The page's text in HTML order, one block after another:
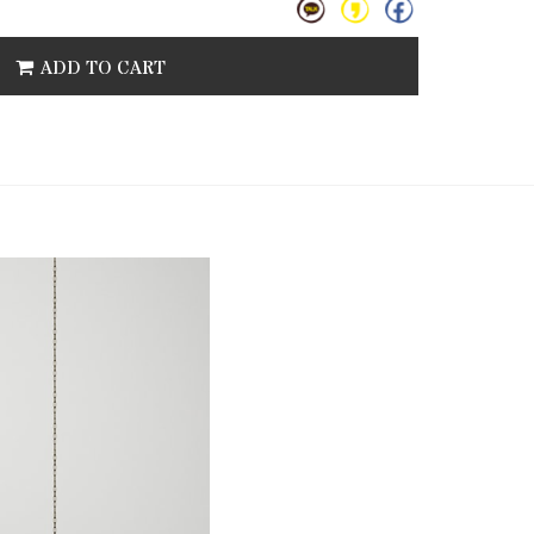
ADD TO CART